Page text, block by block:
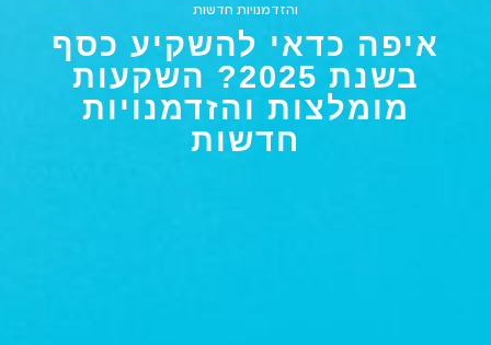
והזדמנויות חדשות
איפה כדאי להשקיע כסף
בשנת 2025? השקעות
מומלצות והזדמנויות
חדשות